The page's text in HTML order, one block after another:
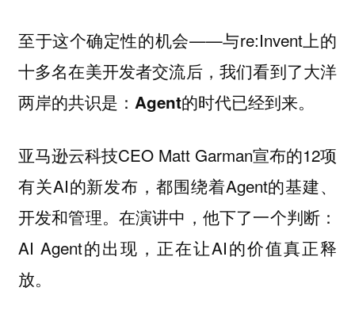
至于这个确定性的机会——与re:Invent上的
十多名在美开发者交流后，我们看到了大洋
两岸的共识是： Agent的时代已经到来。
亚马逊云科技CEO Matt Garman宣布的12项
有关AI的新发布，都围绕着Agent的基建、
开发和管理。在演讲中，他下了一个判断：
AI Agent的出现，正在让AI的价值真正释
放。